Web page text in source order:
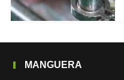
MANGUERA